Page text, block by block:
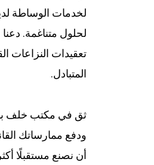
لخدمات الوساطة
لحلول متناغمة.
تعقيدات النزاعات
المتبادل.
ثق في مكتب خلف
ودفع ممارساتك
أن نصنع مستقبلًا